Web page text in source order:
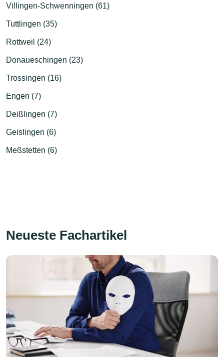
Villingen-Schwenningen (61)
Tuttlingen (35)
Rottweil (24)
Donaueschingen (23)
Trossingen (16)
Engen (7)
Deißlingen (7)
Geislingen (6)
Meßstetten (6)
Neueste Fachartikel